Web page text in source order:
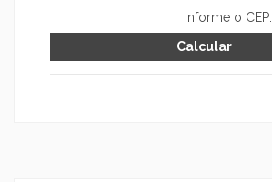
Informe o CEP: